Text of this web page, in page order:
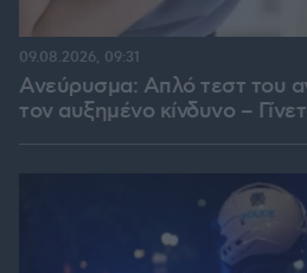
Ανεύρυσμα: Απλό τεστ του
τον αυξημένο κίνδυνο –
09.08.2026, 09:31